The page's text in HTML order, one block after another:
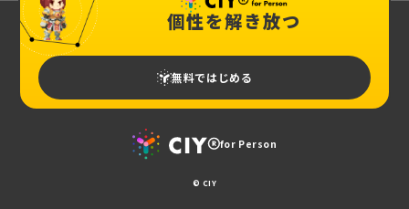
個性を解き放つ
無料ではじめる
for Person
© CIY